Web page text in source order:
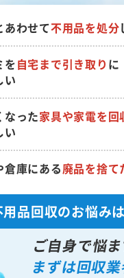
あわせて不用品を処分
なった家具や家電を回
い
を自宅まで引き取り に
い
倉庫にある廃品を捨て
用品回収のお悩み
ご自身で悩ま
まずは回収